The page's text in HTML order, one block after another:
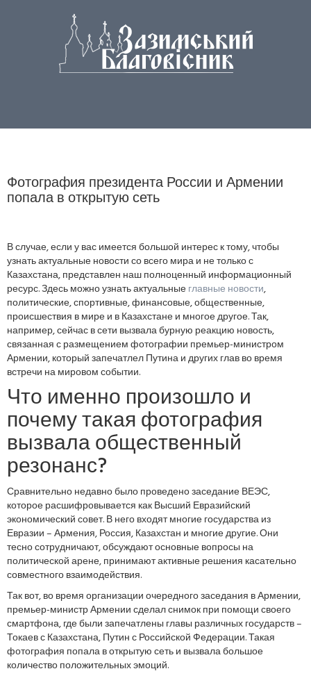
Фотография президента России и Армении
попала в открытую сеть
В случае, если у вас имеется большой интерес к тому, чтобы
узнать актуальные новости со всего мира и не только с
Казахстана, представлен наш полноценный информационный
ресурс. Здесь можно узнать актуальныеглавные новости,
политические, спортивные, финансовые, общественные,
происшествия в мире и в Казахстане и многое другое. Так,
например, сейчас в сети вызвала бурную реакцию новость,
связанная с размещением фотографии премьер-министром
Армении, который запечатлел Путина и других глав во время
встречи на мировом событии.
Что именно произошло и
почему такая фотография
вызвала общественный
резонанс?
Сравнительно недавно было проведено заседание ВЕЭС,
которое расшифровывается как Высший Евразийский
экономический совет. В него входят многие государства из
Евразии – Армения, Россия, Казахстан и многие другие. Они
тесно сотрудничают, обсуждают основные вопросы на
политической арене, принимают активные решения касательно
совместного взаимодействия.
Так вот, во время организации очередного заседания в Армении,
премьер-министр Армении сделал снимок при помощи своего
смартфона, где были запечатлены главы различных государств –
Токаев с Казахстана, Путин с Российской Федерации. Такая
фотография попала в открытую сеть и вызвала большое
количество положительных эмоций.